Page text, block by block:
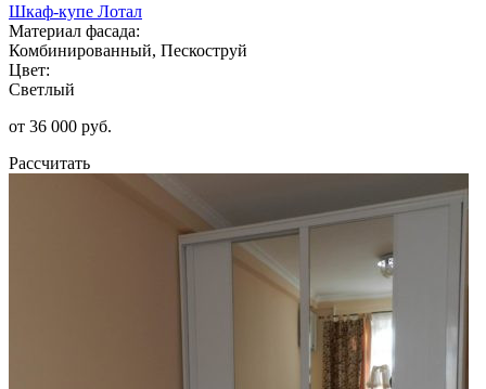
Шкаф-купе Лотал
Материал фасада:
Комбинированный, Пескоструй
Цвет:
Светлый
от 36 000 руб.
Рассчитать